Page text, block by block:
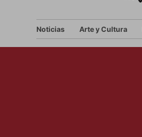
Noticias Arte y Cultura